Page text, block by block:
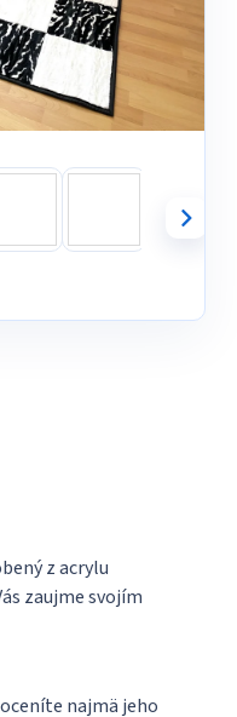
z acrylu
zaujme svojím
najmä jeho